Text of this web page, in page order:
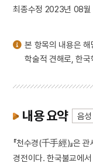
6 띠
8
세조
9 장릉지
최종수정 2023년 08월
본 항목의 내용은 해
학술적 견해로, 한
내용 요약 음
『천수경(千手經)』은
경전이다. 한국불교에서